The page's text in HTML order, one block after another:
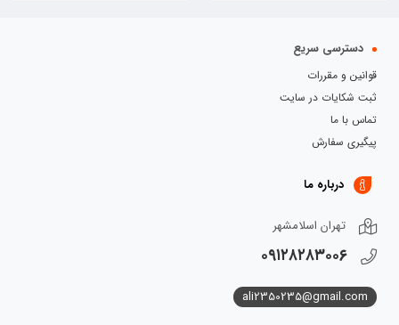
دسترسی سریع
قوانین و مقررات
ثبت شکایات در سایت
تماس با ما
پیگیری سفارش
درباره ما
تهران اسلامشهر
۰۹۱۲۸۲۸۳۰۰۶
ali2350235@gmail.com